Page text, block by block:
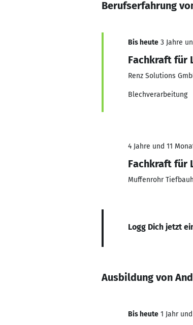
Berufserfahrung
Bis heute 3 Jahre
Fachkraft für
Renz Solutions
Blechverarbeitung
4 Jahre und 11
Fachkraft für
Muffenrohr
Logg Dich jetzt
Ausbildung von
Bis heute 1 Jahr